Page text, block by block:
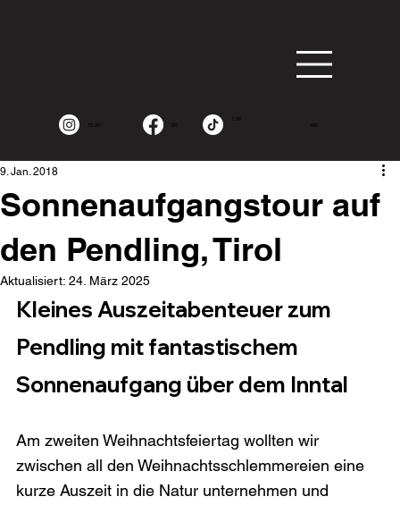
15.2K 2K
1.9K
490
Sonnenaufgangstour auf
den Pendling, Tirol
9. Jan. 2018
Aktualisiert: 24. März 2025
Kleines Auszeitabenteuer zum
Pendling mit fantastischem
Sonnenaufgang über dem Inntal
Am zweiten Weihnachtsfeiertag wollten wir
zwischen all den Weihnachtsschlemmereien eine
kurze Auszeit in die Natur unternehmen und